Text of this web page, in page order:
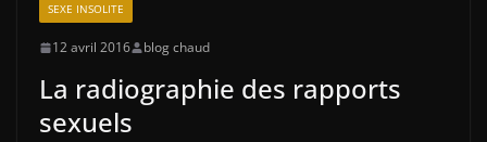
SEXE INSOLITE
12 avril 2016 blog chaud
La radiographie des rapports
sexuels